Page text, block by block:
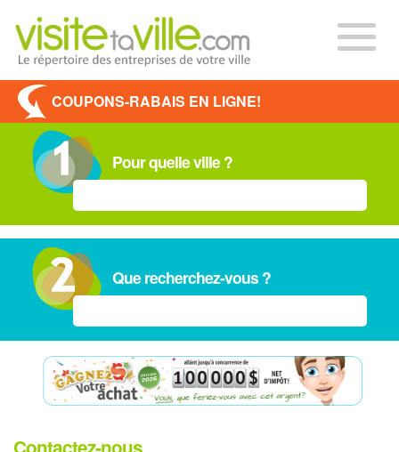
COUPONS-RABAIS EN LIGNE!
Pour quelle ville ?
Que recherchez-vous ?